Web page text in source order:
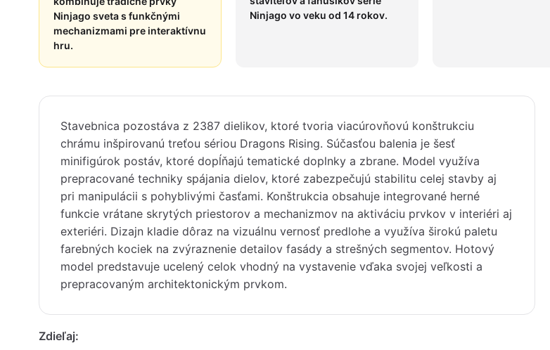
Ninjago sveta s funkčnými
mechanizmami pre interaktívnu
hru.
Ninjago vo veku od 14 rokov.
Stavebnica pozostáva z 2387 dielikov, ktoré tvoria viacúrovňovú konštrukciu
chrámu inšpirovanú treťou sériou Dragons Rising. Súčasťou balenia je šesť
minifigúrok postáv, ktoré dopĺňajú tematické doplnky a zbrane. Model využíva
prepracované techniky spájania dielov, ktoré zabezpečujú stabilitu celej stavby aj
pri manipulácii s pohyblivými časťami. Konštrukcia obsahuje integrované herné
funkcie vrátane skrytých priestorov a mechanizmov na aktiváciu prvkov v interiéri aj
exteriéri. Dizajn kladie dôraz na vizuálnu vernosť predlohe a využíva širokú paletu
farebných kociek na zvýraznenie detailov fasády a strešných segmentov. Hotový
model predstavuje ucelený celok vhodný na vystavenie vďaka svojej veľkosti a
prepracovaným architektonickým prvkom.
Zdieľaj: